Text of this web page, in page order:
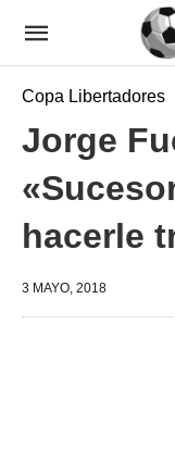
Copa Libertadores
Jorge
hacerle
3 MAYO, 2018